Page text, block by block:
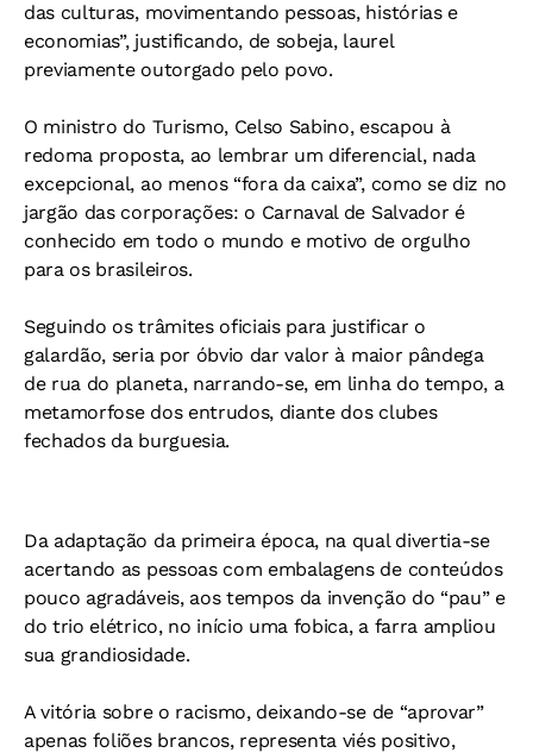
das culturas, movimentando pessoas, histórias e
economias”, justificando, de sobeja, laurel
previamente outorgado pelo povo.
O ministro do Turismo, Celso Sabino, escapou à
redoma proposta, ao lembrar um diferencial, nada
excepcional, ao menos “fora da caixa”, como se diz no
jargão das corporações: o Carnaval de Salvador é
conhecido em todo o mundo e motivo de orgulho
para os brasileiros.
Seguindo os trâmites oficiais para justificar o
galardão, seria por óbvio dar valor à maior pândega
de rua do planeta, narrando-se, em linha do tempo, a
metamorfose dos entrudos, diante dos clubes
fechados da burguesia.
Da adaptação da primeira época, na qual divertia-se
acertando as pessoas com embalagens de conteúdos
pouco agradáveis, aos tempos da invenção do “pau” e
do trio elétrico, no início uma fobica, a farra ampliou
sua grandiosidade.
A vitória sobre o racismo, deixando-se de “aprovar”
apenas foliões brancos, representa viés positivo,